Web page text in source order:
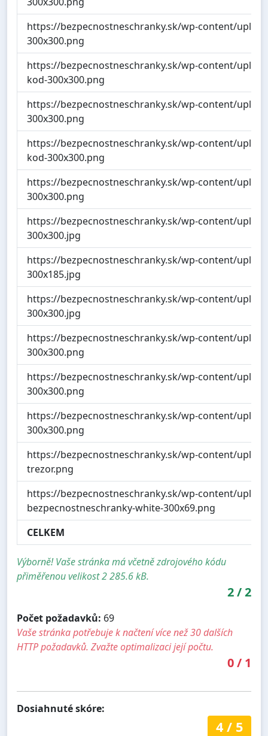
https://bezpecnostneschranky.sk/wp-content/
300x300.png
https://bezpecnostneschranky.sk/wp-content/
kod-300x300.png
https://bezpecnostneschranky.sk/wp-content/
300x300.png
https://bezpecnostneschranky.sk/wp-content/
kod-300x300.png
https://bezpecnostneschranky.sk/wp-content/
300x300.png
https://bezpecnostneschranky.sk/wp-content/
300x300.jpg
https://bezpecnostneschranky.sk/wp-content/
300x185.jpg
https://bezpecnostneschranky.sk/wp-content/
300x300.jpg
https://bezpecnostneschranky.sk/wp-content/
300x300.png
https://bezpecnostneschranky.sk/wp-content/
300x300.png
https://bezpecnostneschranky.sk/wp-content/
300x300.png
https://bezpecnostneschranky.sk/wp-content/
trezor.png
https://bezpecnostneschranky.sk/wp-content/
bezpecnostneschranky-white-300x69.png
CELKEM
Výborně! Vaše stránka má včetně zdrojového kódu
přiměřenou velikost 2 285.6 kB.
2/2
Počet požadavků: 69
Vaše stránka potřebuje k načtení více než 30 dalších
HTTP požadavků. Zvažte optimalizaci její počtu.
0/ 1
Dosiahnuté skóre:
4/ 5